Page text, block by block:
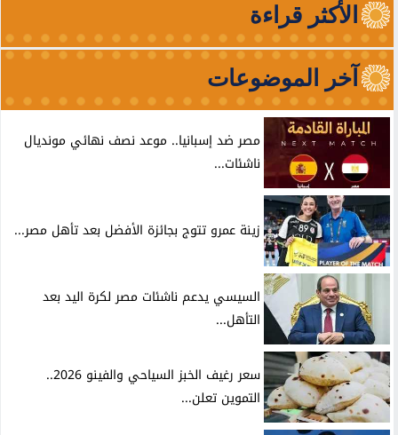
الأكثر قراءة
آخر الموضوعات
مصر ضد إسبانيا.. موعد نصف نهائي مونديال
ناشئات...
زينة عمرو تتوج بجائزة الأفضل بعد تأهل مصر...
السيسي يدعم ناشئات مصر لكرة اليد بعد
التأهل...
سعر رغيف الخبز السياحي والفينو 2026..
التموين تعلن...